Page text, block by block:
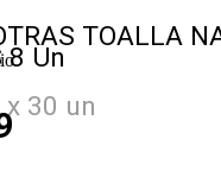
TOALLA
8 Un
30 un